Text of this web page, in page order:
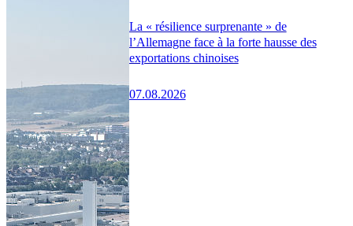
La « résilience surprenante » de
l’Allemagne face à la forte hausse des
exportations chinoises
07.08.2026